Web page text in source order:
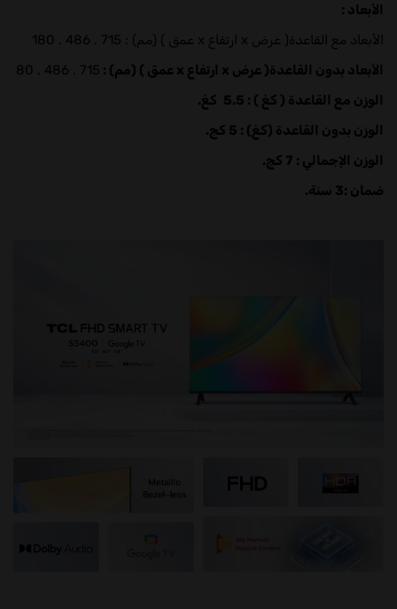
الأبعاد :
الأبعاد مع القاعدة( عرض x ارتفاع x عمق ) (مم) : 715 . 486 . 180
الأبعاد بدون القاعدة( عرض x ارتفاع x عمق ) (مم) :
715 . 486 . 80
الوزن مع القاعدة ( كغ ) : 5.5
كغ.
الوزن بدون القاعدة (كغ) : 5 كج.
الوزن الإجمالي : 7 كج.
ضمان :3 سنة.